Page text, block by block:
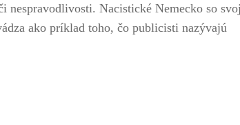
nespravodlivosti. Nacistické Nemecko so
ako príklad toho, čo publicisti nazývajú